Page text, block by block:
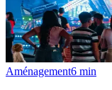
Aménagement6 min